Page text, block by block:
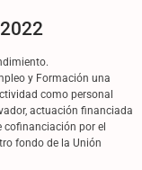
y Formación una
como personal
actuación financiada
cofinanciación por el
fondo de la Unión